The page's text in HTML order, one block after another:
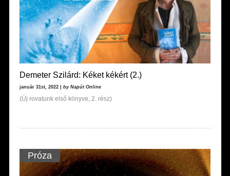
Demeter Szilárd: Kéket kékért (2.)
január 31st, 2022 | by Napút Online
(Új rovatunk első könyve, 2. rész)
Próza